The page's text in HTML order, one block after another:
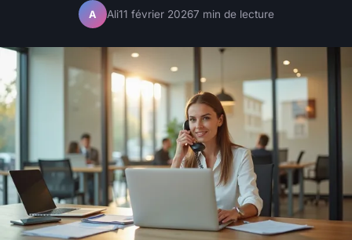
A Ali11 février 20267 min de lecture